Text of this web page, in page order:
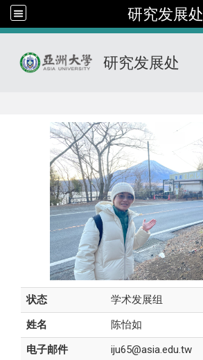
研究发展处
研究发展处
状态
学术发展组
姓名
陈怡如
电子邮件
iju65@asia.edu.tw